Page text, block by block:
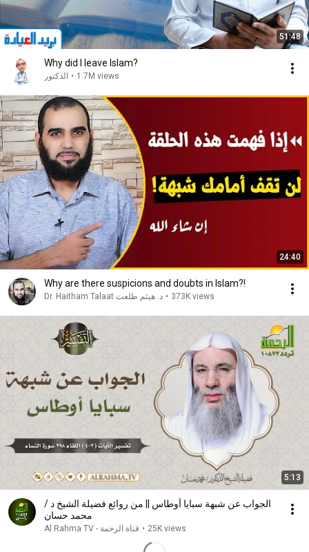
51:48
Why did I leave Islam?
الدكتور • 1.7M views
24:40
Why are there suspicions and doubts in Islam?!
د. هيثم طلعت Dr. Haitham Talaat • 373K views
5:13
الجواب عن شبهة سبايا أوطاس || من روائع فضيلة الشيخ د /
محمد حسان
قناة الرحمة - Al Rahma TV • 25K views